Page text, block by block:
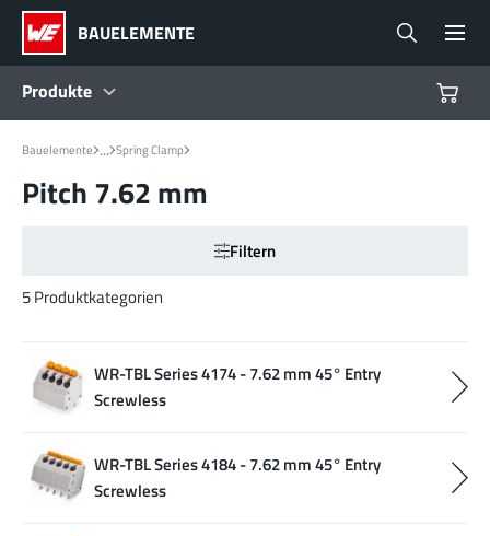
BAUELEMENTE
Produkte
Produkte
Product Navigator
Branchen
Design Kits
Bauelemente ... Spring Clamp
Pitch 7.62 mm
Filtern
5 Produktkategorien
WR-TBL Series 4174 - 7.62 mm 45° Entry
Screwless
WR-TBL Series 4184 - 7.62 mm 45° Entry
Screwless